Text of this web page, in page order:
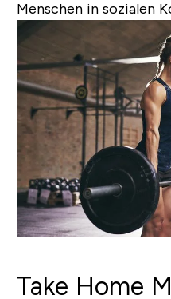
Menschen in sozialen
Take Home